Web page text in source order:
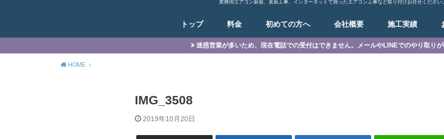
業務用エアコン新規、更新工事、インターネットで買ったエアコン工事など取り付けお任せください。
トップ 料金 初めての方へ 会社概要 施工実績
迷惑営業が多いため、現在電話での受付はできません。メールやLINEでのやり取りが
HOME
IMG_3508
2019年10月20日